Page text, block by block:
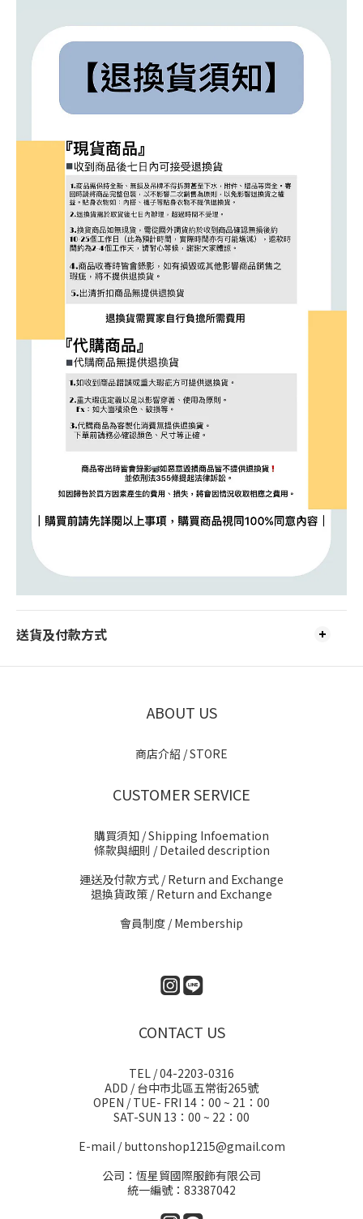
送貨及付款方式
ABOUT US
商店介紹 / STORE
CUSTOMER SERVICE
購買須知 / Shipping Infoemation
條款與細則 / Detailed description
運送及付款方式 / Return and Exchange
退換貨政策 / Return and Exchange
會員制度 / Membership
CONTACT US
TEL / 04-2203-0316
ADD / 台中市北區五常街265號
OPEN / TUE- FRI 14：00 ~ 21：00
SAT-SUN 13：00 ~ 22：00
E-mail / buttonshop1215@gmail.com
公司：恆星貿國際服飾有限公司
統一編號：83387042